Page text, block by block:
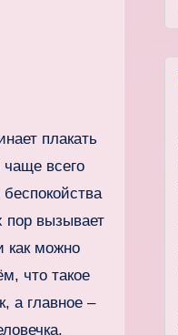
всего
вызывает
как можно
что такое
а главное –